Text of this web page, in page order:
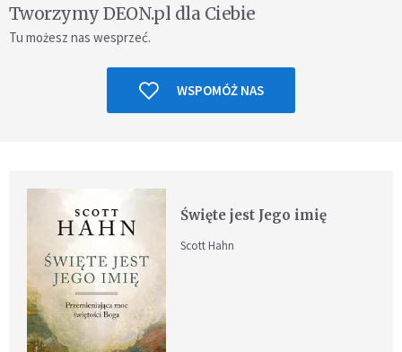
Tworzymy DEON.pl dla Ciebie
Tu możesz nas wesprzeć.
WSPOMÓŻ NAS
Święte jest Jego imię
Scott Hahn